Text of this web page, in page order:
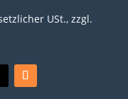
USt., zzgl.